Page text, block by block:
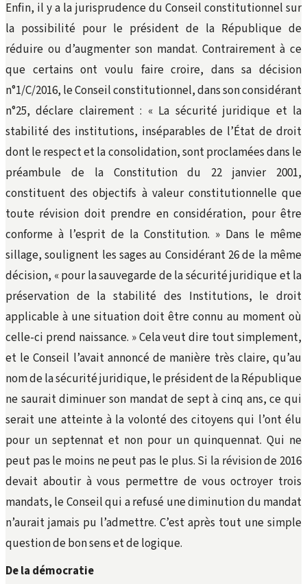
Enfin, il y a la jurisprudence du Conseil constitutionnel sur
la possibilité pour le président de la République de
réduire ou d’augmenter son mandat. Contrairement à ce
que certains ont voulu faire croire, dans sa décision
n°1/C/2016, le Conseil constitutionnel, dans son considérant
n°25, déclare clairement : « La sécurité juridique et la
stabilité des institutions, inséparables de l’État de droit
dont le respect et la consolidation, sont proclamées dans le
préambule de la Constitution du 22 janvier 2001,
constituent des objectifs à valeur constitutionnelle que
toute révision doit prendre en considération, pour être
conforme à l’esprit de la Constitution. » Dans le même
sillage, soulignent les sages au Considérant 26 de la même
décision, « pour la sauvegarde de la sécurité juridique et la
préservation de la stabilité des Institutions, le droit
applicable à une situation doit être connu au moment où
celle-ci prend naissance. » Cela veut dire tout simplement,
et le Conseil l’avait annoncé de manière très claire, qu’au
nom de la sécurité juridique, le président de la République
ne saurait diminuer son mandat de sept à cinq ans, ce qui
serait une atteinte à la volonté des citoyens qui l’ont élu
pour un septennat et non pour un quinquennat. Qui ne
peut pas le moins ne peut pas le plus. Si la révision de 2016
devait aboutir à vous permettre de vous octroyer trois
mandats, le Conseil qui a refusé une diminution du mandat
n’aurait jamais pu l’admettre. C’est après tout une simple
question de bon sens et de logique.
De la démocratie